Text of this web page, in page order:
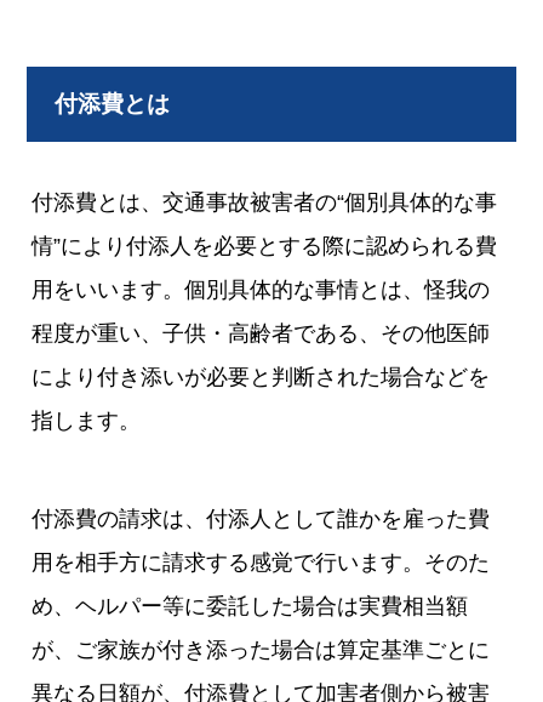
付添費とは
付添費とは、交通事故被害者の“個別具体的な事
情”により付添人を必要とする際に認められる費
用をいいます。個別具体的な事情とは、怪我の
程度が重い、子供・高齢者である、その他医師
により付き添いが必要と判断された場合などを
指します。
付添費の請求は、付添人として誰かを雇った費
用を相手方に請求する感覚で行います。そのた
め、ヘルパー等に委託した場合は実費相当額
が、ご家族が付き添った場合は算定基準ごとに
異なる日額が、付添費として加害者側から被害